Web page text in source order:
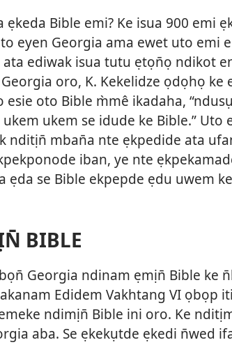
Bible emi? Ke isua 900 emi
eyen Georgia ama ewet uto emi
ediwak isua tutu ẹtọn̄ọ ndikot
oro, K. Kekelidze ọdọhọ ke
oto Bible m̀mê ikadaha,
ukem se idude ke Bible.” Uto
nditịn̄ mban̄a nte ẹkpedide ata
iban, ye nte
ẹda se Bible ekpepde ẹdu uwem
BIBLE
Georgia ndinam ẹmịn̄ Bible ke
Edidem Vakhtang VI ọbọp
ndimịn̄ Bible ini oro. Ke
aba. Se ẹkekụtde ẹkedi n̄wed